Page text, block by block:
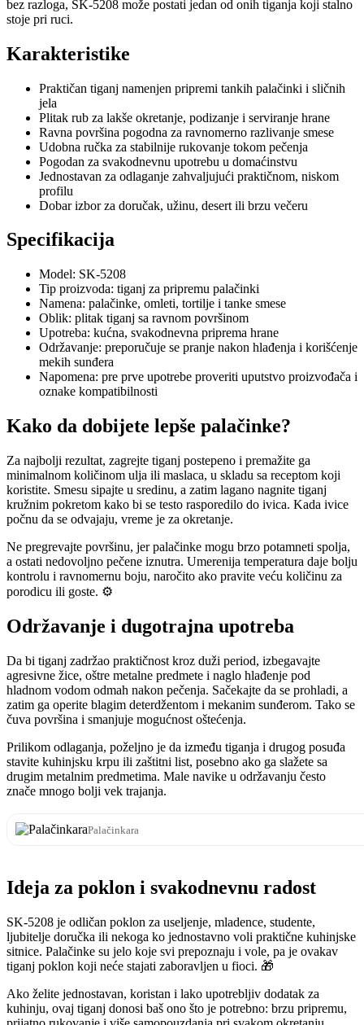
bez razloga, SK-5208 može postati jedan od onih tiganja koji stalno
stoje pri ruci.
Karakteristike
Praktičan tiganj namenjen pripremi tankih palačinki i sličnih
jela
Plitak rub za lakše okretanje, podizanje i serviranje hrane
Ravna površina pogodna za ravnomerno razlivanje smese
Udobna ručka za stabilnije rukovanje tokom pečenja
Pogodan za svakodnevnu upotrebu u domaćinstvu
Jednostavan za odlaganje zahvaljujući praktičnom, niskom
profilu
Dobar izbor za doručak, užinu, desert ili brzu večeru
Specifikacija
Model: SK-5208
Tip proizvoda: tiganj za pripremu palačinki
Namena: palačinke, omleti, tortilje i tanke smese
Oblik: plitak tiganj sa ravnom površinom
Upotreba: kućna, svakodnevna priprema hrane
Održavanje: preporučuje se pranje nakon hlađenja i korišćenje
mekih sunđera
Napomena: pre prve upotrebe proveriti uputstvo proizvođača i
oznake kompatibilnosti
Kako da dobijete lepše palačinke?
Za najbolji rezultat, zagrejte tiganj postepeno i premažite ga
minimalnom količinom ulja ili maslaca, u skladu sa receptom koji
koristite. Smesu sipajte u sredinu, a zatim lagano nagnite tiganj
kružnim pokretom kako bi se testo rasporedilo do ivica. Kada ivice
počnu da se odvajaju, vreme je za okretanje.
Ne pregrevajte površinu, jer palačinke mogu brzo potamneti spolja,
a ostati nedovoljno pečene iznutra. Umerenija temperatura daje bolju
kontrolu i ravnomernu boju, naročito ako pravite veću količinu za
porodicu ili goste. ⚙️
Održavanje i dugotrajna upotreba
Da bi tiganj zadržao praktičnost kroz duži period, izbegavajte
agresivne žice, oštre metalne predmete i naglo hlađenje pod
hladnom vodom odmah nakon pečenja. Sačekajte da se prohladi, a
zatim ga operite blagim deterdžentom i mekanim sunđerom. Tako se
čuva površina i smanjuje mogućnost oštećenja.
Prilikom odlaganja, poželjno je da između tiganja i drugog posuđa
stavite kuhinjsku krpu ili zaštitni list, posebno ako ga slažete sa
drugim metalnim predmetima. Male navike u održavanju često
znače mnogo bolji vek trajanja.
Palačinkara
Ideja za poklon i svakodnevnu radost
SK-5208 je odličan poklon za useljenje, mladence, studente,
ljubitelje doručka ili nekoga ko jednostavno voli praktične kuhinjske
sitnice. Palačinke su jelo koje svi prepoznaju i vole, pa je ovakav
tiganj poklon koji neće stajati zaboravljen u fioci. 🎁
Ako želite jednostavan, koristan i lako upotrebljiv dodatak za
kuhinju, ovaj tiganj donosi baš ono što je potrebno: brzu pripremu,